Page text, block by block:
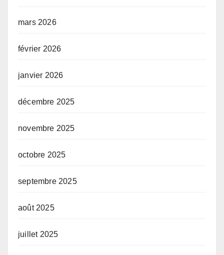
mars 2026
février 2026
janvier 2026
décembre 2025
novembre 2025
octobre 2025
septembre 2025
août 2025
juillet 2025